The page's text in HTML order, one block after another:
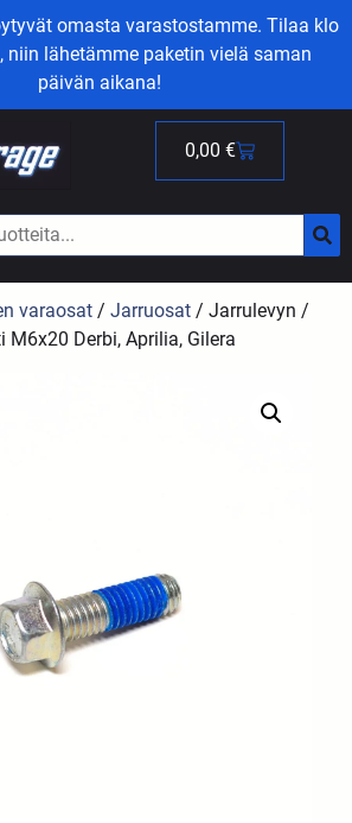
omasta varastostamme. Tilaa klo
niin lähetämme paketin vielä saman
päivän aikana!
0,00 €
varaosat /Jarruosat / Jarrulevyn /
Derbi, Aprilia, Gilera